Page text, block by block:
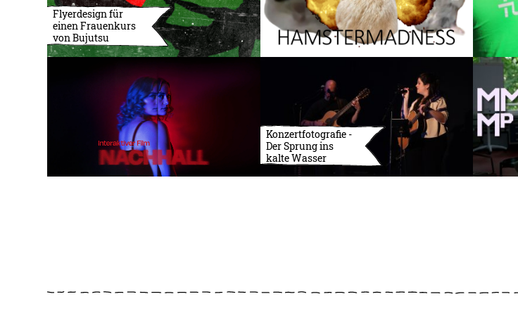
Flyerdesign für
einen Frauenkurs
von Bujutsu
Konzertfotografie -
Der Sprung ins
kalte Wasser